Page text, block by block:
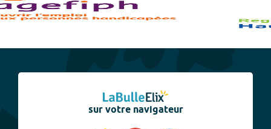
sur votre navigateur